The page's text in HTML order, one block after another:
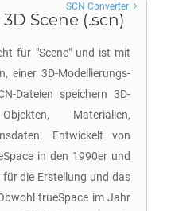
Scene (.scn)
für "Scene" und ist mit
einer 3D-Modellierungs-
Dateien speichern 3D-
Materialien,
Entwickelt von
in den 1990er und
die Erstellung und das
trueSpace im Jahr
SCN Converter